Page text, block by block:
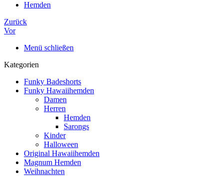
Hemden
Zurück
Vor
Menü schließen
Kategorien
Funky Badeshorts
Funky Hawaiihemden
Damen
Herren
Hemden
Sarongs
Kinder
Halloween
Original Hawaiihemden
Magnum Hemden
Weihnachten